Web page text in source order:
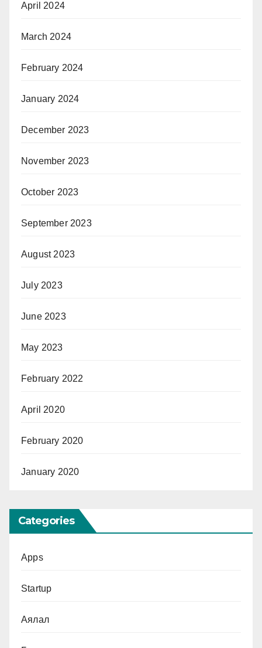
April 2024
March 2024
February 2024
January 2024
December 2023
November 2023
October 2023
September 2023
August 2023
July 2023
June 2023
May 2023
February 2022
April 2020
February 2020
January 2020
Categories
Apps
Startup
Аялал